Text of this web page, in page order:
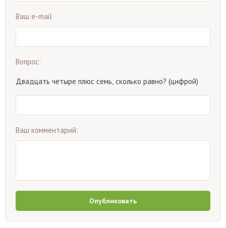
Ваш e-mail
Вопрос:
Двадцать четыре плюс семь, сколько равно? (цифрой)
Ваш комментарий:
Опубликовать